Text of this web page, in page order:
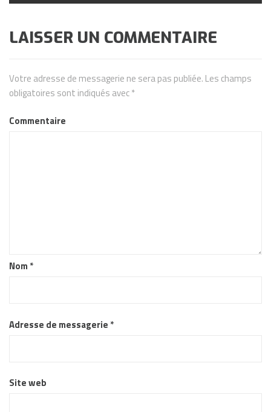
LAISSER UN COMMENTAIRE
Votre adresse de messagerie ne sera pas publiée. Les champs
obligatoires sont indiqués avec*
Commentaire
Nom *
Adresse de messagerie *
Site web